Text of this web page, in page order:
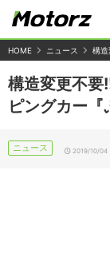
HOME ニュース 構造
構造変更不要
ピングカー『
ニュース 2019/10/04